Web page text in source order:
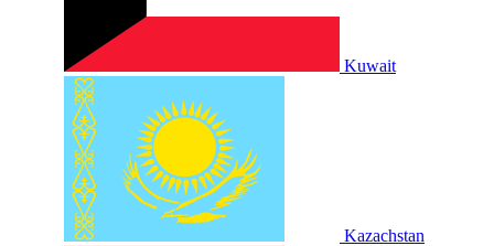
Kuwait
Kazachstan